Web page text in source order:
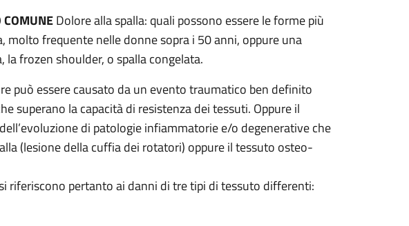
COMUNEDolore alla spalla: quali possono essere le forme più
molto frequente nelle donne sopra i 50 anni, oppure una
frozen shoulder, o spalla congelata.
può essere causato da un evento traumatico ben definito
superano la capacità di resistenza dei tessuti. Oppure il
di patologie infiammatorie e/o degenerative che
(lesione della cuffia dei rotatori) oppure il tessuto osteo-
riferiscono pertanto ai danni di tre tipi di tessuto differenti: